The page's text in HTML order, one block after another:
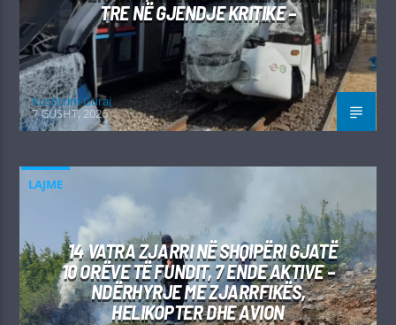
TRE NË GJENDJE KRITIKE –
Kushtrim Guraj
7 GUSHT, 2026
LAJME
14 VATRA ZJARRI NË SHQIPËRI GJATË
10 ORËVE TË FUNDIT, 7 ENDE AKTIVE –
NDËRHYRJE ME ZJARRFIKËS,
HELIKOPTER DHE AVION